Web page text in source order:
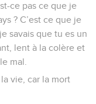
ce pas ce que je
? C’est ce que je
savais que tu es un
lent à la colère et
mal.
vie, car la mort